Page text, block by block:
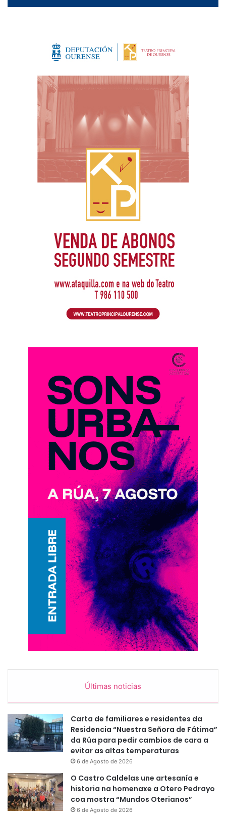
Últimas noticias
Carta de familiares e residentes da
Residencia “Nuestra Señora de Fátima”
da Rúa para pedir cambios de cara a
evitar as altas temperaturas
6 de Agosto de 2026
O Castro Caldelas une artesanía e
historia na homenaxe a Otero Pedrayo
coa mostra “Mundos Oterianos”
6 de Agosto de 2026